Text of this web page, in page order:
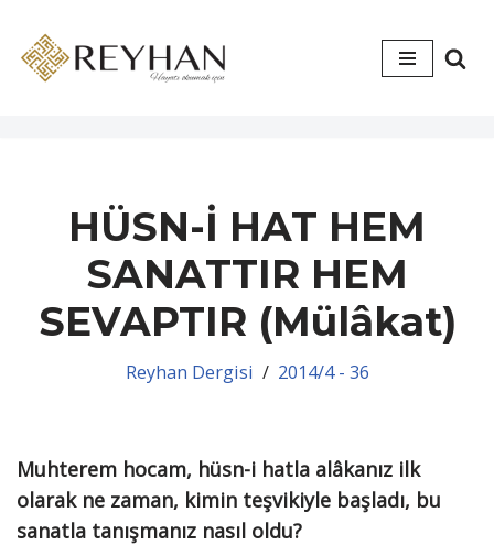
İçeriğe
HÜSN-İ HAT HEM
SANATTIR HEM
SEVAPTIR (Mülâkat)
Reyhan Dergisi 2014/4 - 36
Muhterem hocam, hüsn-i hatla alâkanız ilk
olarak ne zaman, kimin teşvikiyle başladı, bu
sanatla tanışmanız nasıl oldu?